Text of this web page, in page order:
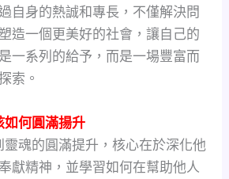
自身的熱誠和專長，不僅解決問
造一個更美好的社會，讓自己的
一系列的給予，而是一場豐富而
索。
如何圓滿揚升
靈魂的圓滿提升，核心在於深化他
獻精神，並學習如何在幫助他人